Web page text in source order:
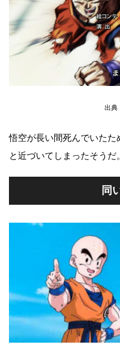
出典
悟空が長い間死んでいた
と近づいてしまったそうだ。
同